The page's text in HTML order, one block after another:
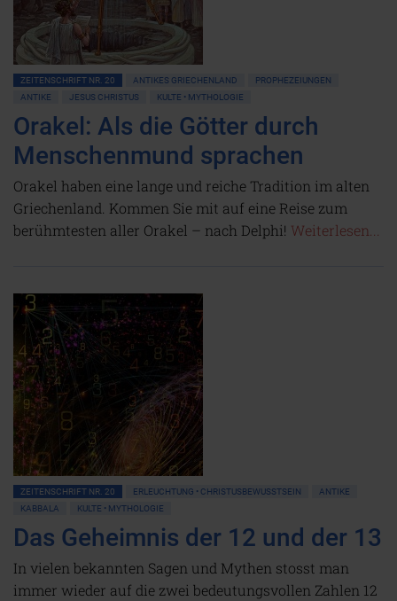
ZEITENSCHRIFT NR. 20 ANTIKES GRIECHENLAND
PROPHEZEIUNGEN
ANTIKE
JESUS CHRISTUS KULTE • MYTHOLOGIE
Orakel: Als die Götter durch
Menschenmund sprachen
Orakel haben eine lange und reiche Tradition im alten
Griechenland. Kommen Sie mit auf eine Reise zum
berühmtesten aller Orakel – nach Delphi! Weiterlesen...
ZEITENSCHRIFT NR. 20 ERLEUCHTUNG • CHRISTUSBEWUSSTSEIN
ANTIKE
KABBALA
KULTE • MYTHOLOGIE
Das Geheimnis der 12 und der 13
In vielen bekannten Sagen und Mythen stosst man
immer wieder auf die zwei bedeutungsvollen Zahlen 12